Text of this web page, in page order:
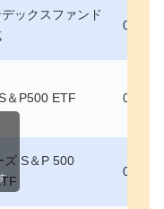
ックスファンド
＆P500 ETF
ズ S＆P 500